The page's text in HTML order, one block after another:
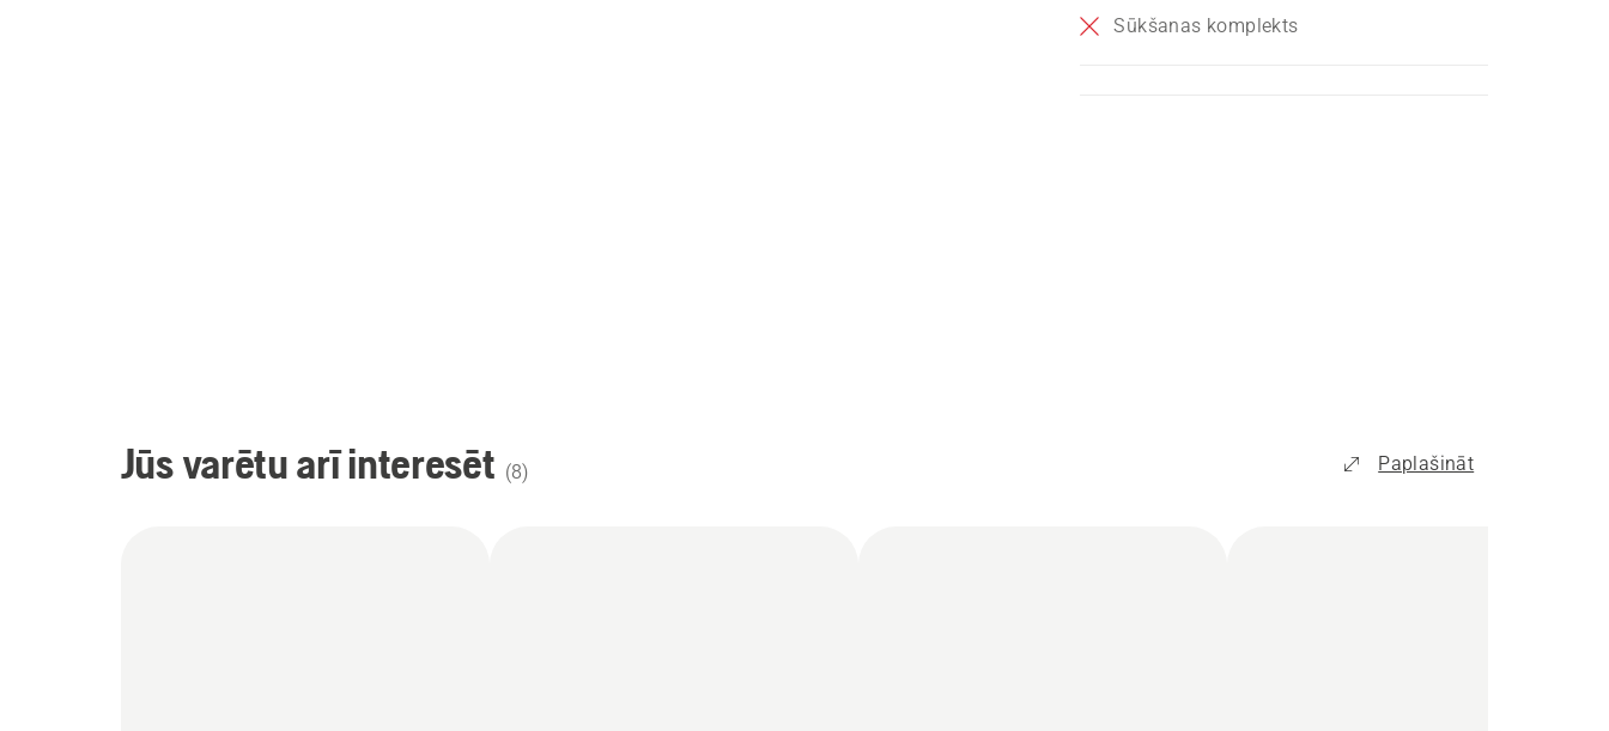
Sūkšanas komplekts
Jūs varētu arī interesēt (8) Paplašināt